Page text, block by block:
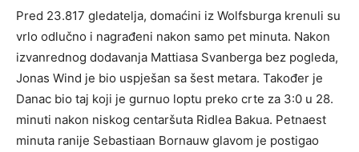
Pred 23.817 gledatelja, domaćini iz Wolfsburga krenuli su
vrlo odlučno i nagrađeni nakon samo pet minuta. Nakon
izvanrednog dodavanja Mattiasa Svanberga bez pogleda,
Jonas Wind je bio uspješan sa šest metara. Također je
Danac bio taj koji je gurnuo loptu preko crte za 3:0 u 28.
minuti nakon niskog centaršuta Ridlea Bakua. Petnaest
minuta ranije Sebastiaan Bornauw glavom je postigao